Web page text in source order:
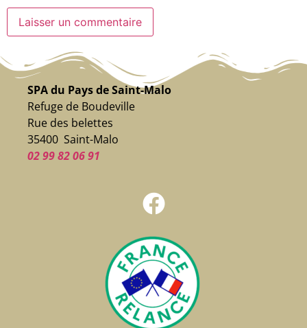
SPA du Pays de Saint-Malo
Refuge de Boudeville
Rue des belettes
35400 Saint-Malo
02 99 82 06 91